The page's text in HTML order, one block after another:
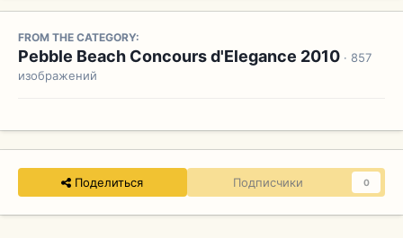
FROM THE CATEGORY:
Pebble Beach Concours d'Elegance 2010 · 857
изображений
Поделиться Подписчики 0